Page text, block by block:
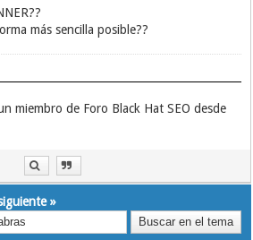
más sencilla posible??
miembro de Foro Black Hat SEO desde
»